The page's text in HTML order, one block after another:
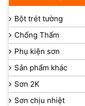
Bột trét tường
Chống Thấm
Phụ kiện sơn
Sản phẩm khác
Sơn 2K
Sơn chịu nhiệt